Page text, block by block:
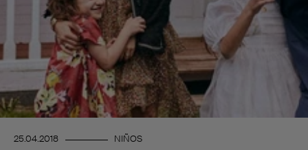
25.04.2018 NIÑOS